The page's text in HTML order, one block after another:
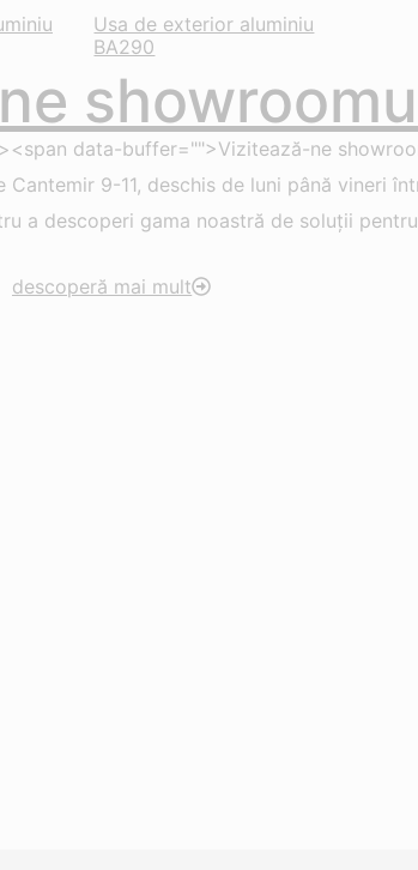
Usa de exterior aluminiu
BA290
data-buffer="">Vizitează-ne
Cantemir 9-11, deschis de luni până vineri
a descoperi gama noastră de soluții pentru
descoperă mai mult